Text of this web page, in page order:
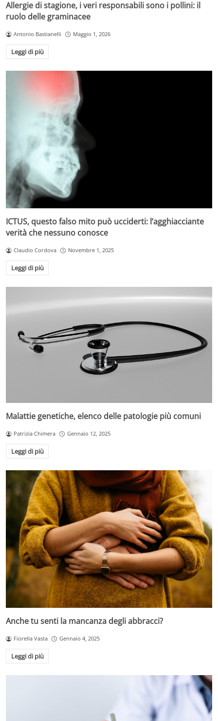
Allergie di stagione, i veri responsabili sono i pollini: il
ruolo delle graminacee
Antonio Bastianelli Maggio 1, 2026
Leggi di più
ICTUS, questo falso mito può ucciderti: l’agghiacciante
verità che nessuno conosce
Claudio Cordova Novembre 1, 2025
Leggi di più
Malattie genetiche, elenco delle patologie più comuni
Patrizia Chimera Gennaio 12, 2025
Leggi di più
Anche tu senti la mancanza degli abbracci?
Fiorella Vasta Gennaio 4, 2025
Leggi di più